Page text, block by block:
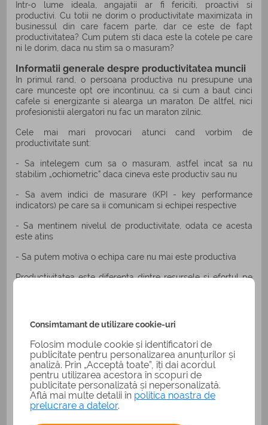
Intr-o lume ideala, angajatii ar fi fericiti, proactivi si
productivi. Cu totii ne dorim o productivitate maximizata in
businessul din care facem parte, dar ce este de fapt
productivitatea? Cum putem sti daca este la cotele pe care
ni le dorim, daca nu stim sa o masuram?
Informatii generale despre productivitatea muncii
In primul rand, o persoana productiva nu presupune una
care munceste opt ore incontinuu, ca si cum a baut cinci
cafele si energizante si alearga un maraton. De altfel, nici
profesionistii alergatori nu fac un maraton zilnic.
Cele mai mari provocari atunci cand vorbim de
productivitate sunt:
- Sa intelegem cum sa o masuram, astfel incat sa nu
stabilim „ochiometric” daca cineva este productiv sau nu
- Sa avem indici de masurare (KPI - key performance
indicators) pe care sa ii comunicam si echipei respective
- Sa mentinem nivelul de productivitate, odata ce acesta
este atins
- Sa putem motiva o echipa care nu mai este productiva
Productivitatea este diferenta dintre resursele si efortul pe
Consimtamant de utilizare cookie-uri
Folosim module cookie și identificatori de
publicitate pentru personalizarea anunțurilor și
analiză. Prin „Acceptă toate”, îți dai acordul
pentru utilizarea acestora în scopuri de
publicitate personalizată și nepersonalizată.
Află mai multe detalii în politica noastra de
prelucrare a datelor.